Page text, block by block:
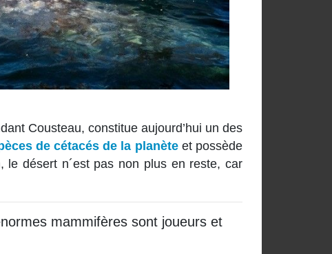
Cousteau, constitue aujourd’hui un des
de cétacés de la planèteet possède
le désert n´est pas non plus en reste, car
mammifères sont joueurs et